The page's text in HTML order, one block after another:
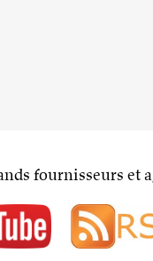
fournisseurs et